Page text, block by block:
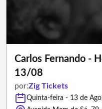
Carlos Fernando -
13/08
por:Zig Tickets
Quinta-feira - 13 de